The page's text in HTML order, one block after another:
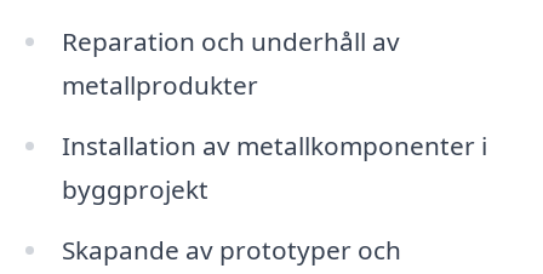
Reparation och underhåll av
metallprodukter
Installation av metallkomponenter i
byggprojekt
Skapande av prototyper och